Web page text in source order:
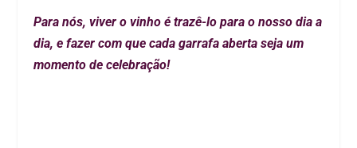
Para nós, viver o vinho é trazê-lo para o nosso dia a
dia, e fazer com que cada garrafa aberta seja um
momento de celebração!